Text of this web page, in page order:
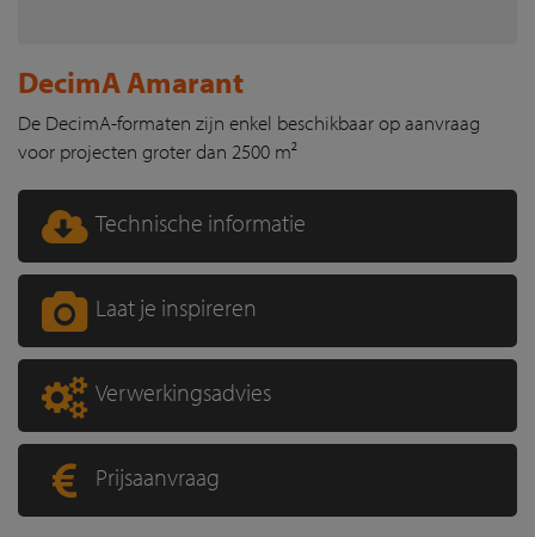
DecimA Amarant
De DecimA-formaten zijn enkel beschikbaar op aanvraag
voor projecten groter dan 2500 m²
Technische informatie
Laat je inspireren
Verwerkingsadvies
Prijsaanvraag